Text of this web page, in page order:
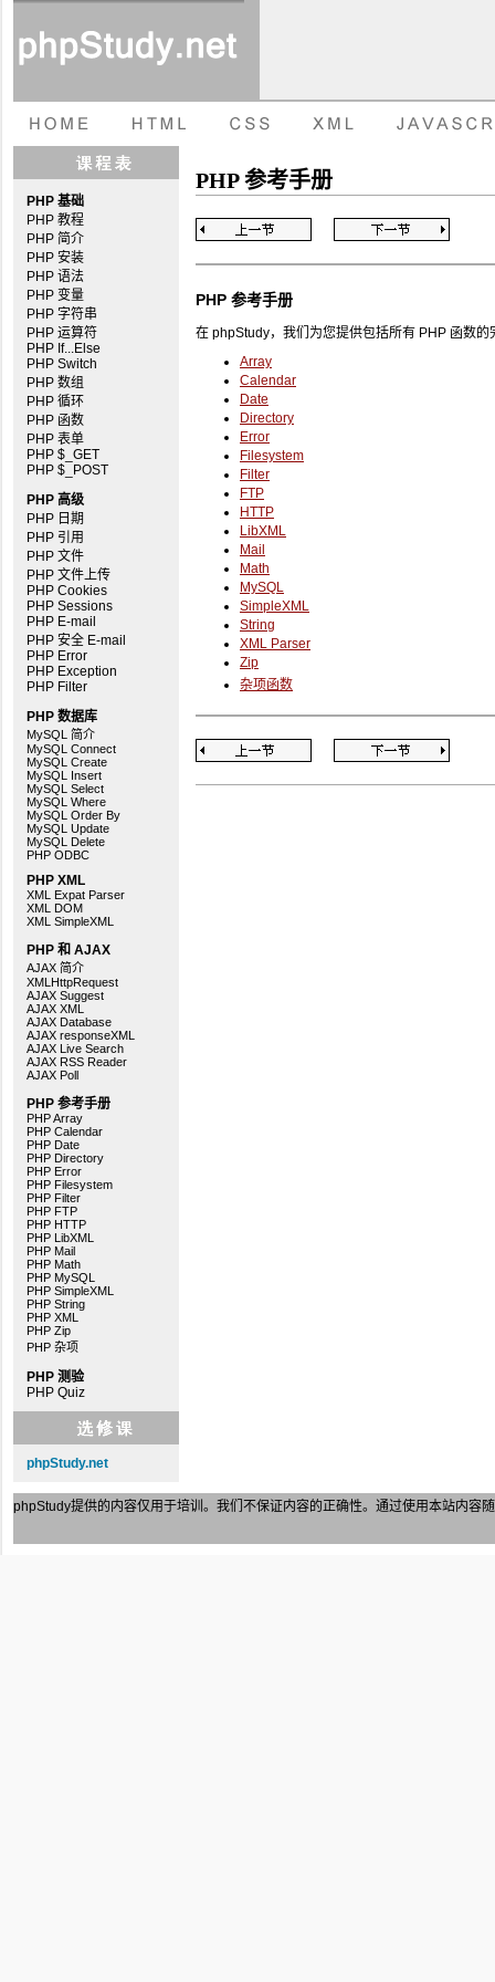
PHP 基础
PHP 教程
PHP 简介
PHP 安装
PHP 语法
PHP 变量
PHP 字符串
PHP 运算符
PHP If...Else
PHP Switch
PHP 数组
PHP 循环
PHP 函数
PHP 表单
PHP $_GET
PHP $_POST
PHP 高级
PHP 日期
PHP 引用
PHP 文件
PHP 文件上传
PHP Cookies
PHP Sessions
PHP E-mail
PHP 安全 E-mail
PHP Error
PHP Exception
PHP Filter
PHP 数据库
MySQL 简介
MySQL Connect
MySQL Create
MySQL Insert
MySQL Select
MySQL Where
MySQL Order By
MySQL Update
MySQL Delete
PHP ODBC
PHP XML
XML Expat Parser
XML DOM
XML SimpleXML
PHP 和 AJAX
AJAX 简介
XMLHttpRequest
AJAX Suggest
AJAX XML
AJAX Database
AJAX responseXML
AJAX Live Search
AJAX RSS Reader
AJAX Poll
PHP 参考手册
PHP Array
PHP Calendar
PHP Date
PHP Directory
PHP Error
PHP Filesystem
PHP Filter
PHP FTP
PHP HTTP
PHP LibXML
PHP Mail
PHP Math
PHP MySQL
PHP SimpleXML
PHP String
PHP XML
PHP Zip
PHP 杂项
PHP 测验
PHP Quiz
phpStudy.net
PHP 参考手册
PHP 参考手册
在 phpStudy，我们为您提供包括所有 PHP 函数的
Array
Calendar
Date
Directory
Error
Filesystem
Filter
FTP
HTTP
LibXML
Mail
Math
MySQL
SimpleXML
String
XML Parser
Zip
杂项函数
phpStudy提供的内容仅用于培训。我们不保证内容的正确性。通过使用本站内容